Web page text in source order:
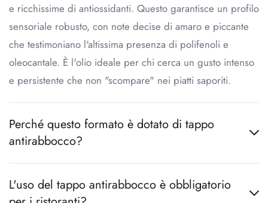
e ricchissime di antiossidanti. Questo garantisce un profilo
sensoriale robusto, con note decise di amaro e piccante
che testimoniano l'altissima presenza di polifenoli e
oleocantale. È l'olio ideale per chi cerca un gusto intenso
e persistente che non "scompare" nei piatti saporiti.
Perché questo formato è dotato di tappo
antirabbocco?
L'uso del tappo antirabbocco è obbligatorio